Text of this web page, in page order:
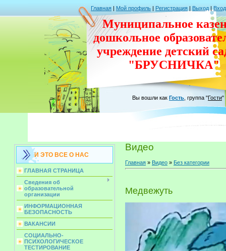
Главная | Мой профиль | Регистрация | Выход | Вход
Муниципальное
дошкольное
учреждение детский
"БРУСНИЧКА"
Вы вошли как Гость группа "Гости"
И ЭТО ВСЕ О НАС
ГЛАВНАЯ СТРАНИЦА
Сведения об
образовательной
организации
ИНФОРМАЦИОННАЯ
БЕЗОПАСНОСТЬ
ВАКАНСИИ
СОЦИАЛЬНО-
ПСИХОЛОГИЧЕСКОЕ
ТЕСТИРОВАНИЕ
Видео
Главная » Видео » Без категории
Медвежуть